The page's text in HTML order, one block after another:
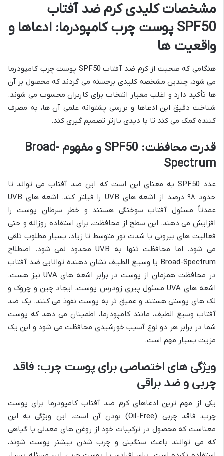
مشخصات کلیدی کرم ضد آفتاب
SPF50 پوست چرب کامپودرما: ادعاها و
واقعیت ها
هنگامی که صحبت از کرم ضد آفتاب SPF50 پوست چرب کامپودرما
می شود، چندین مشخصه کلیدی برجسته می گردند که محصول بر آن
ها تأکید دارد و اغلب معیار انتخاب برای کاربران محسوب می شوند.
شناخت دقیق این ادعاها و بررسی پشتوانه علمی آن ها، به مصرف
کننده کمک می کند تا با دیدی بازتر تصمیم گیری کند.
قدرت محافظت: SPF50 و مفهوم Broad-
Spectrum
عدد SPF50 به معنای این است که این ضد آفتاب می تواند تا
حدود ۹۸ درصد از اشعه های UVB را فیلتر کند. اشعه های UVB
عمدتاً مسئول آفتاب سوختگی هستند و خطر سرطان پوست را
افزایش می دهند. این سطح از محافظت، برای استفاده روزانه و حتی
فعالیت های بیرونی با شدت نور متوسط تا زیاد، بسیار مطلوب تلقی
می شود. اما محافظت تنها به UVB محدود نمی شود. اصطلاح
Broad-Spectrum یا وسیـع الطیـف نشان دهنده توانایی ضد آفتاب
در محافظت همزمان از پوست در برابر اشعه های UVA نیز هست.
اشعه های UVA مسئول پیری زودرس پوست، ایجاد چین و چروک و
لک های پوستی هستند و عمیق تر به پوست نفوذ می کنند. یک ضد
آفتاب وسیع الطیف، مانند کامپودرما، اطمینان می دهد که پوست
شما در برابر هر دو نوع آسیب خورشیدی محافظت می شود و این یک
مزیت بسیار مهم است.
ویژگی های اختصاصی برای پوست چرب: فاقد
چربی و ضد براقی
یکی از مهم ترین ادعاهای کرم ضد آفتاب کامپودرما برای پوست
چرب، فاقد چربی (Oil-Free) بودن آن است. این ویژگی به این
معناست که محصول در ترکیبات خود از روغن های معدنی یا گیاهی
که می توانند باعث سنگینی و چرب شدن بیشتر پوست شوند،